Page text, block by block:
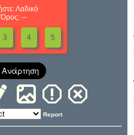
Λαδικό
--
3 4 5
Report